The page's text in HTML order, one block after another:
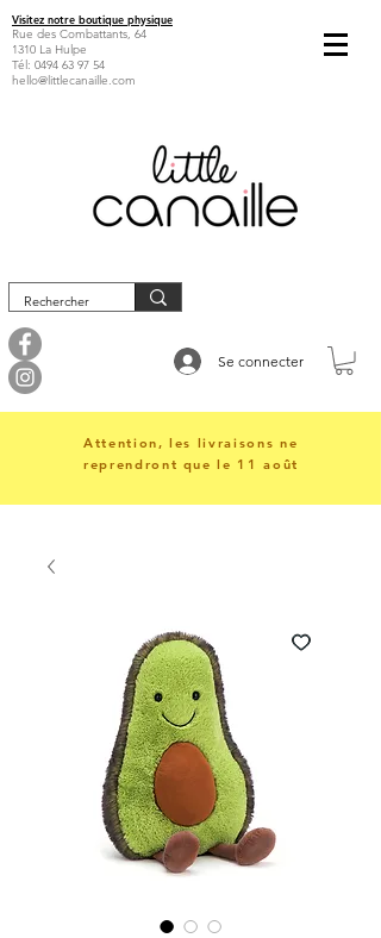
Visitez notre boutique physique
Rue des Combattants, 64
1310 La Hulpe
Tél: 0494 63 97 54
hello@littlecanaille.com
Se connecter
Attention, les livraisons ne
reprendront que le 11 août